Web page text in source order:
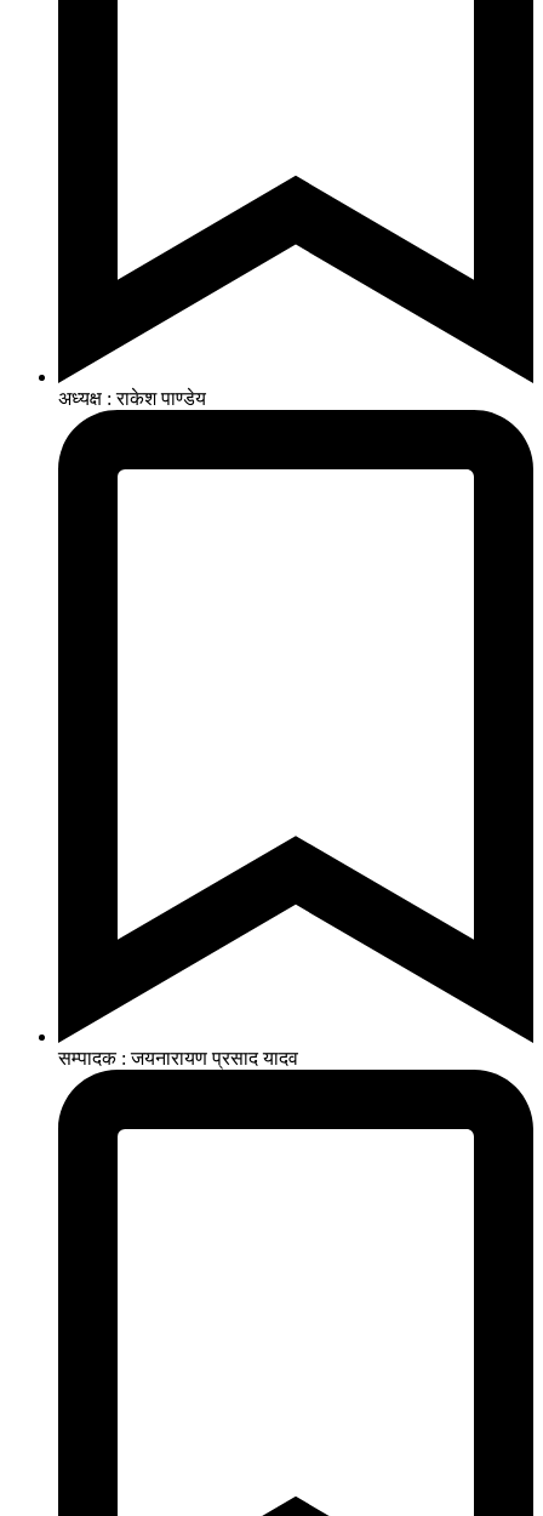
अध्यक्ष : राकेश पाण्डेय
सम्पादक : जयनारायण प्रसाद यादव